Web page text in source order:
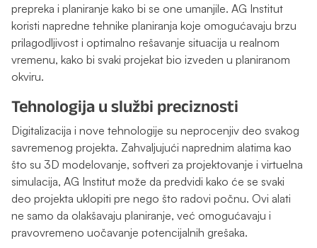
prepreka i planiranje kako bi se one umanjile. AG Institut
koristi napredne tehnike planiranja koje omogućavaju brzu
prilagodljivost i optimalno rešavanje situacija u realnom
vremenu, kako bi svaki projekat bio izveden u planiranom
okviru.
Tehnologija u službi preciznosti
Digitalizacija i nove tehnologije su neprocenjiv deo svakog
savremenog projekta. Zahvaljujući naprednim alatima kao
što su 3D modelovanje, softveri za projektovanje i virtuelna
simulacija, AG Institut može da predvidi kako će se svaki
deo projekta uklopiti pre nego što radovi počnu. Ovi alati
ne samo da olakšavaju planiranje, već omogućavaju i
pravovremeno uočavanje potencijalnih grešaka.